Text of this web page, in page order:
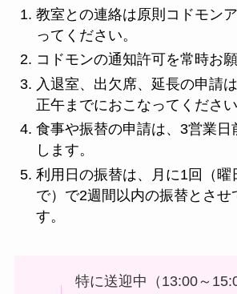
教室との連絡は原則コドモン
ってください。
コドモンの通知許可を常時お
入退室、出欠席、延長の申請
正午までにおこなってください
食事や振替の申請は、3営業日
します。
利用日の振替は、月に1回（曜
で）で2週間以内の振替とさせ
す。
特に送迎中（13:00～